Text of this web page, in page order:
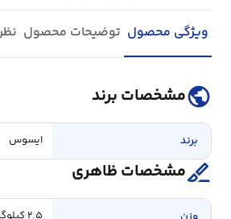
ویژگی محصول توضیحات محصول
publicمشخصات برند
برند ایسوس
surgicalمشخصات ظاهری